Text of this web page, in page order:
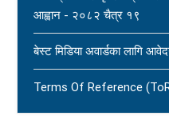
धार्मिक सहिष्णुता, सामाजिक
पत्रकार महासंघको आग्रह -
आह्वान - २०८२ चैत्र १९
बेस्ट मिडिया अवार्डका लागि
Terms Of Reference (ToR)